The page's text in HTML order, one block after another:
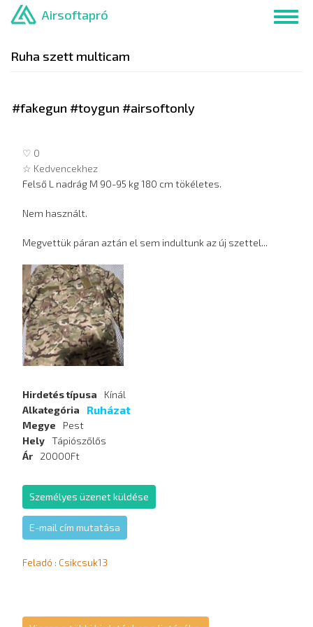
Ugrás
Airsoftapró
Ruha szett multicam
#fakegun #toygun #airsoftonly
♡ 0
☆ Kedvencekhez
Felső L nadrág M 90-95 kg 180 cm tökéletes.
Nem használt.
Megvettük páran aztán el sem indultunk az új szettel...
Hirdetés
képei
Hirdetés típusa
Kínál
Alkategória
Ruházat
Megye
Pest
Hely Tápiószőlős
Ár
20000Ft
Személyes üzenet küldése
E-mail cím mutatása
Feladó : Csikcsuk13